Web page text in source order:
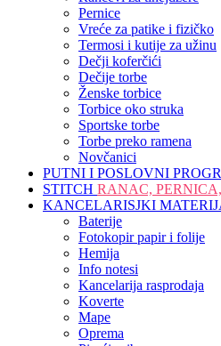
Pernice
Vreće za patike i fizičko
Termosi i kutije za užinu
Dečji koferčići
Dečije torbe
Ženske torbice
Torbice oko struka
Sportske torbe
Torbe preko ramena
Novčanici
PUTNI I POSLOVNI
STITCH RANAC,
KANCELARISJKI
Baterije
Fotokopir papir i folije
Hemija
Info notesi
Kancelarija rasprodaja
Koverte
Mape
Oprema